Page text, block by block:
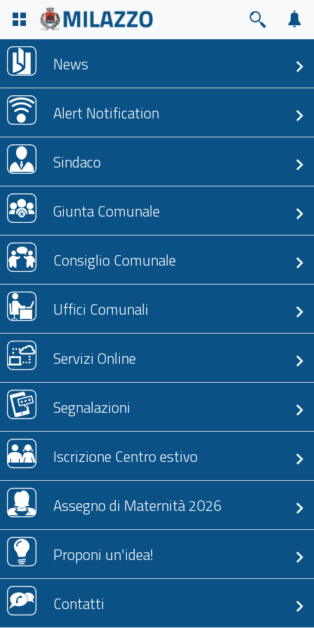
News
Alert Notification
Sindaco
Giunta Comunale
Consiglio Comunale
Uffici Comunali
Servizi Online
Segnalazioni
Iscrizione Centro estivo
Assegno di Maternità 2026
Proponi un'idea!
Contatti